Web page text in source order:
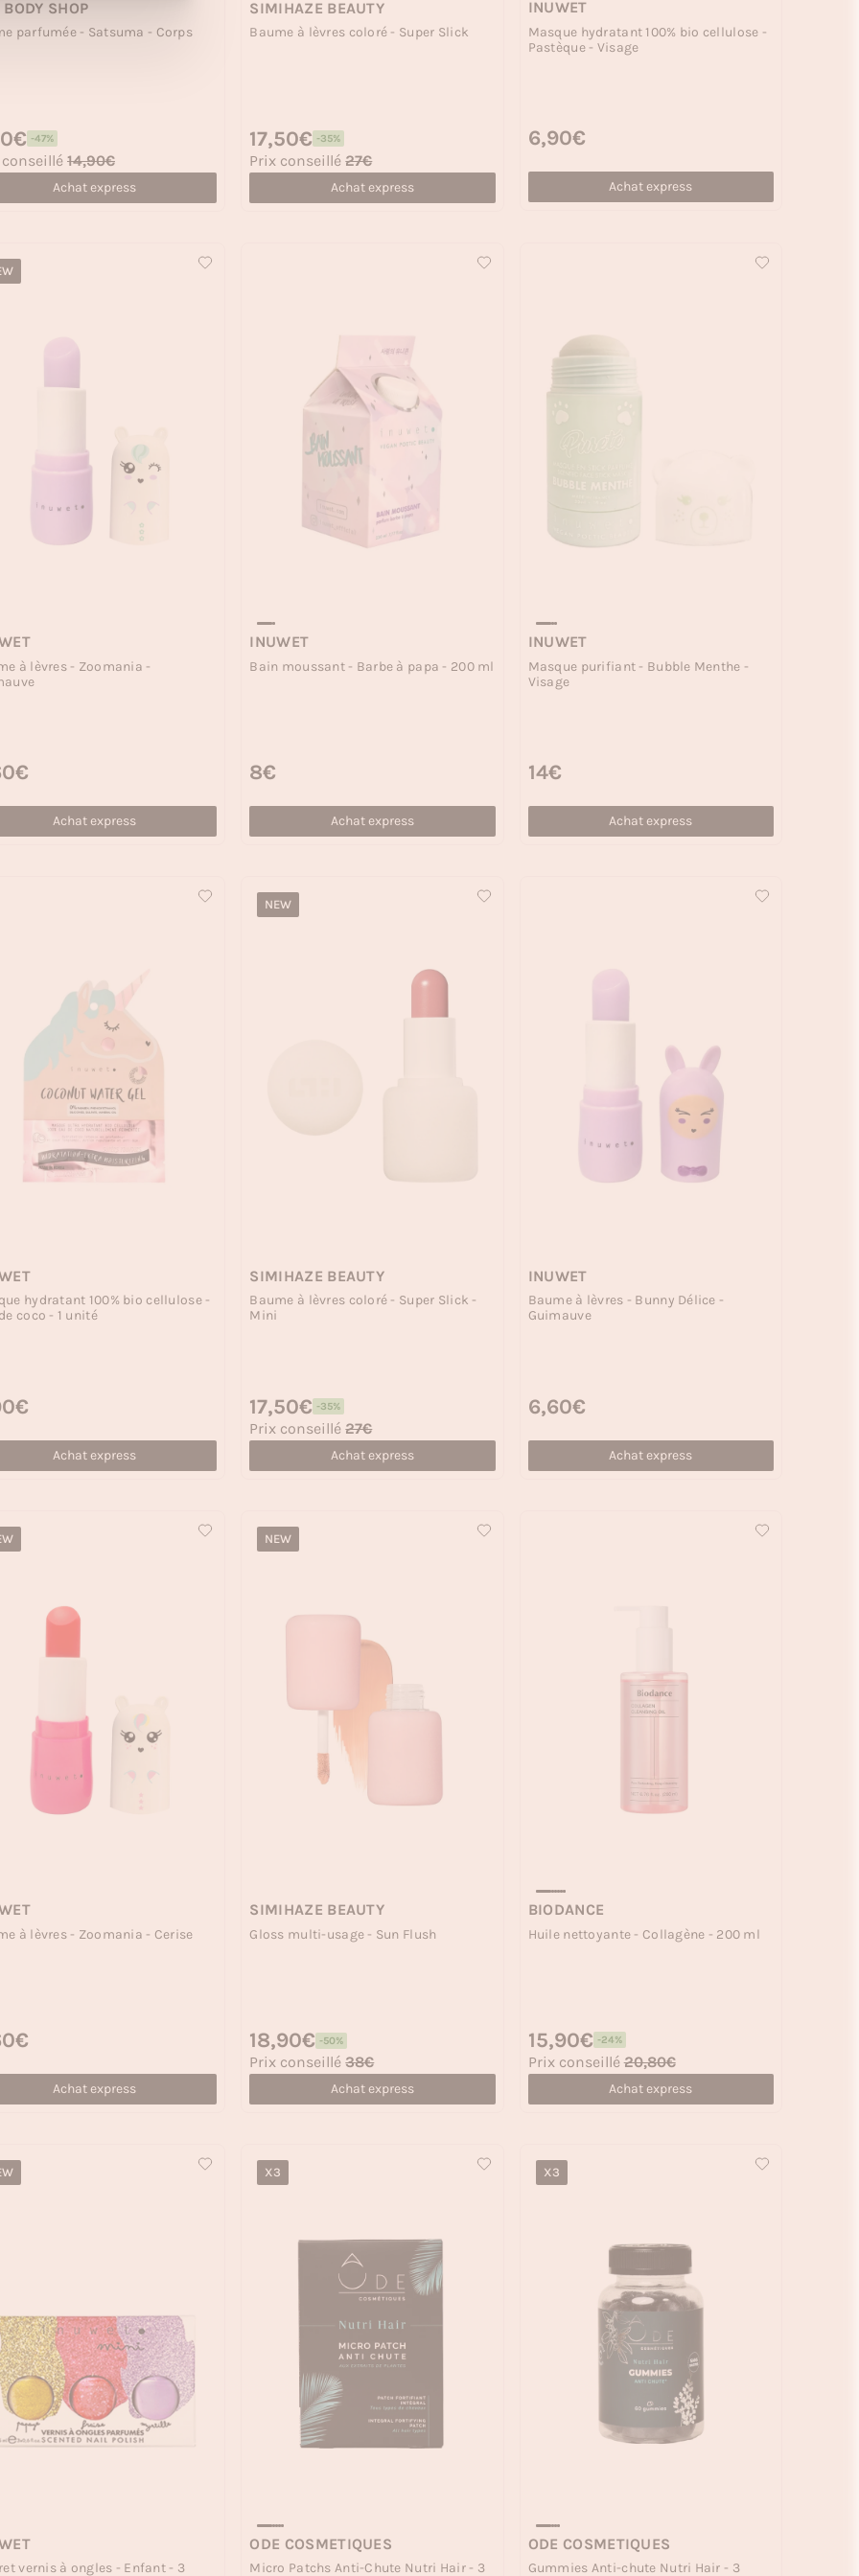
BODY SHOP
parfumée - Satsuma - Corps
-47%
14,90€
Achat express
SIMIHAZE BEAUTY
Baume à lèvres coloré - Super Slick
Prix soldé
17,50€ -35%
Prix habituel
Prix conseillé 27€
Achat express
INUWET
Masque hydratant 100% bio cellulose -
Pastèque - Visage
Prix habituel
6,90€
Achat express
à lèvres - Zoomania -
Achat express
INUWET
Bain moussant - Barbe à papa - 200 ml
Prix habituel
8€
Achat express
INUWET
Masque purifiant - Bubble Menthe -
Visage
Prix habituel
14€
Achat express
hydratant 100% bio cellulose -
coco - 1 unité
Achat express
NEW
SIMIHAZE BEAUTY
Baume à lèvres coloré - Super Slick -
Mini
Prix soldé
17,50€ -35%
Prix habituel
Prix conseillé 27€
Achat express
INUWET
Baume à lèvres - Bunny Délice -
Guimauve
Prix habituel
6,60€
Achat express
à lèvres - Zoomania - Cerise
Achat express
NEW
SIMIHAZE BEAUTY
Gloss multi-usage - Sun Flush
Prix soldé
18,90€ -50%
Prix habituel
Prix conseillé 38€
Achat express
BIODANCE
Huile nettoyante - Collagène - 200 ml
Prix soldé
15,90€ -24%
Prix habituel
Prix conseillé 20,80€
Achat express
vernis à ongles - Enfant - 3
X3
ODE COSMETIQUES
Micro Patchs Anti-Chute Nutri Hair - 3
X3
ODE COSMETIQUES
Gummies Anti-chute Nutri Hair - 3